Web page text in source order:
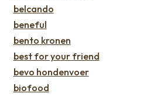
belcando
beneful
bento kronen
best for your friend
bevo hondenvoer
biofood